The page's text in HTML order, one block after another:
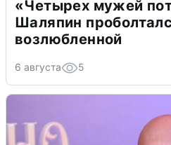
«Четырех мужей
Шаляпин
возлюбленной
6 августа 5